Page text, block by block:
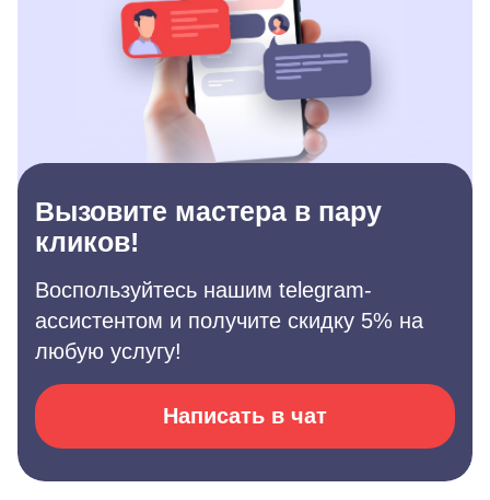
Вызовите мастера в пару
кликов!
Воспользуйтесь нашим telegram-
ассистентом и получите скидку 5% на
любую услугу!
Написать в чат